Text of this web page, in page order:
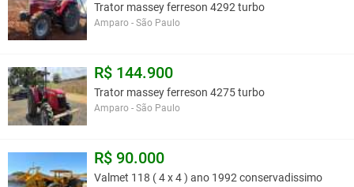
Trator massey ferreson 4292 turbo
Amparo - São Paulo
R$ 144.900
Trator massey ferreson 4275 turbo
Amparo - São Paulo
R$ 90.000
Valmet 118 ( 4 x 4 ) ano 1992 conservadissimo